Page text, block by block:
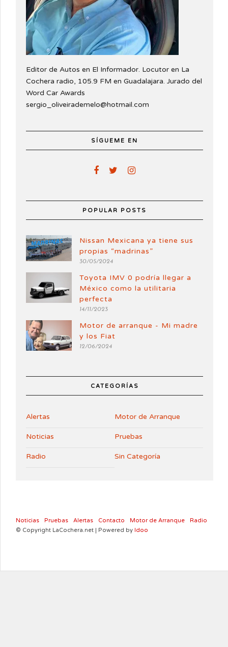
Editor de Autos en El Informador. Locutor en La
Cochera radio, 105.9 FM en Guadalajara. Jurado del
Word Car Awards
sergio_oliveirademelo@hotmail.com
SÍGUEME EN
POPULAR POSTS
Nissan Mexicana ya tiene sus
propias “madrinas”
30/05/2024
Toyota IMV 0 podría llegar a
México como la utilitaria
perfecta
14/11/2023
Motor de arranque - Mi madre
y los Fiat
12/06/2024
CATEGORÍAS
Alertas Motor de Arranque
Noticias Pruebas
Radio Sin Categoría
Noticias Pruebas Alertas Contacto Motor de Arranque
Radio
© Copyright LaCochera.net | Powered by Idoo